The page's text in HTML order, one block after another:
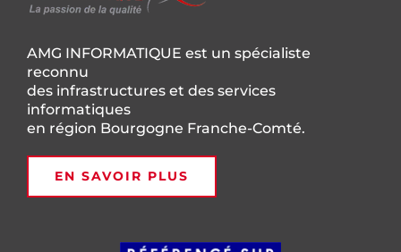
AMG INFORMATIQUE est un spécialiste
reconnu
des infrastructures et des services
informatiques
en région Bourgogne Franche-Comté.
EN SAVOIR PLUS